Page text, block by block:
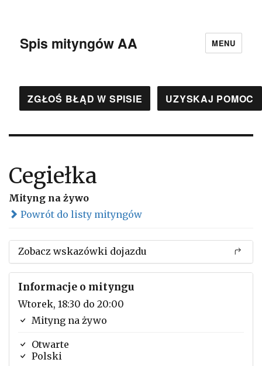
Spis mityngów AA MENU
ZGŁOŚ BŁĄD W SPISIE UZYSKAJ POMOC
Cegiełka
Mityng na żywo
Powrót do listy mityngów
Zobacz wskazówki dojazdu
Informacje o mityngu
Wtorek, 18:30 do 20:00
Mityng na żywo
Otwarte
Polski